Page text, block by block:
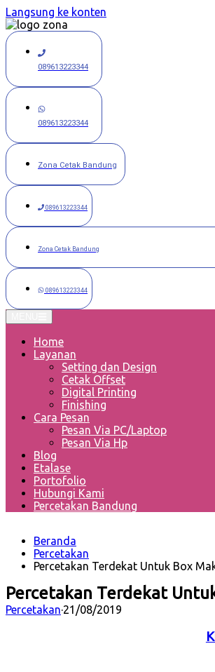
Langsung ke konten
089613223344
089613223344
Zona Cetak Bandung
089613223344
Zona Cetak Bandung
089613223344
Home
Layanan
Setting dan Design
Cetak Offset
Digital Printing
Finishing
Cara Pesan
Pesan Via PC/Laptop
Pesan Via Hp
Blog
Etalase
Portofolio
Hubungi Kami
Percetakan Bandung
Beranda
Percetakan
Percetakan Terdekat Untuk Box
Percetakan Terdekat
Percetakan·21/08/2019